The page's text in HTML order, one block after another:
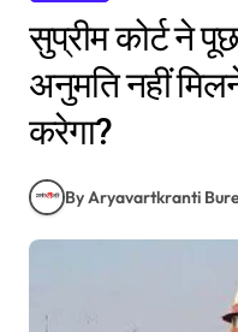
सुप्रीम कोर्ट ने
अनुमति नहीं
करेगा?
By Aryavartkranti